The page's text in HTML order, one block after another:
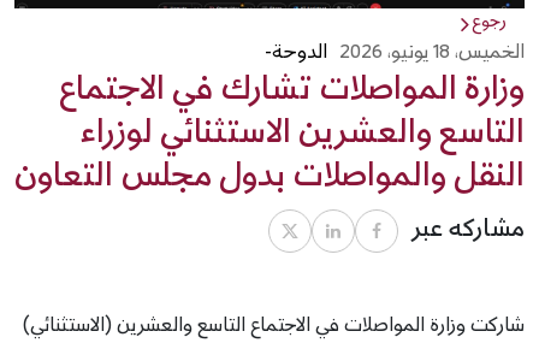
رجوع
الخميس، 18 يونيو، 2026 الدوحة-
وزارة المواصلات تشارك في الاجتماع
التاسع والعشرين الاستثنائي لوزراء
النقل والمواصلات بدول مجلس التعاون
مشاركه عبر
شاركت وزارة المواصلات في الاجتماع التاسع والعشرين (الاستثنائي)